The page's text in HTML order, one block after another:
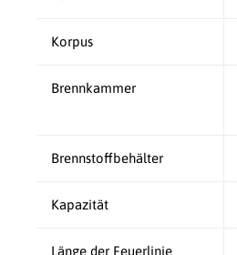
Korpus
Brennkammer
Brennstoffbehälter
Kapazität
Länge der Feuerlinie